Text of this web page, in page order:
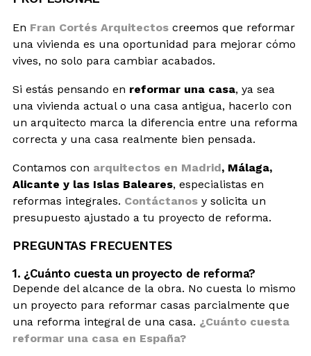
En Fran Cortés Arquitectos creemos que reformar
una vivienda es una oportunidad para mejorar cómo
vives, no solo para cambiar acabados.
Si estás pensando en reformar una casa, ya sea
una vivienda actual o una casa antigua, hacerlo con
un arquitecto marca la diferencia entre una reforma
correcta y una casa realmente bien pensada.
Contamos con arquitectos en Madrid, Málaga,
Alicante y las Islas Baleares, especialistas en
reformas integrales. Contáctanos y solicita un
presupuesto ajustado a tu proyecto de reforma.
PREGUNTAS FRECUENTES
1. ¿Cuánto cuesta un proyecto de reforma?
Depende del alcance de la obra. No cuesta lo mismo
un proyecto para reformar casas parcialmente que
una reforma integral de una casa. ¿Cuánto cuesta
reformar una casa en España?